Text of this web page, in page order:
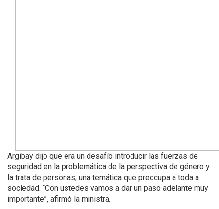
Argibay dijo que era un desafío introducir las fuerzas de
seguridad en la problemática de la perspectiva de género y
la trata de personas, una temática que preocupa a toda a
sociedad. “Con ustedes vamos a dar un paso adelante muy
importante”, afirmó la ministra.